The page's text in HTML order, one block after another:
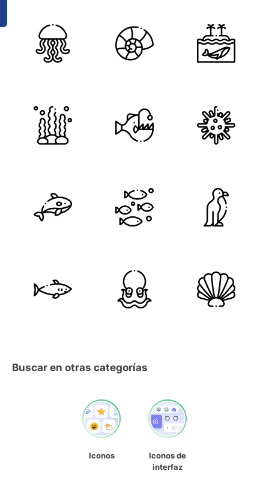
Buscar en otras categorías
Iconos
Iconos de
interfaz